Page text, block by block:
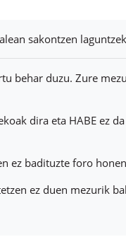
sakontzen
behar duzu. Zure
dira eta HABE ez
ez badituzte foro
ez duen mezurik